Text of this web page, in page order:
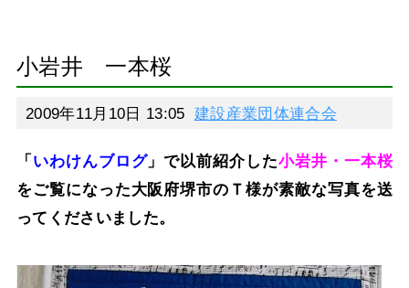
小岩井 一本桜
2009年11月10日 13:05 建設産業団体連合会
「いわけんブログ」で以前紹介した小岩井 ・一本桜
をご覧になった大阪府堺市のＴ様が素敵な写真を送
ってくださいました。